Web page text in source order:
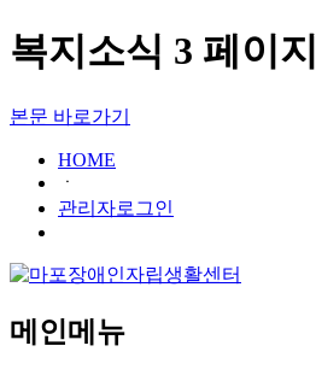
복지소식 3 페이지
본문 바로가기
HOME
ㆍ
관리자로그인
메인메뉴